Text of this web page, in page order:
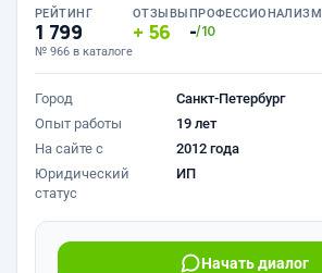
РЕЙТИНГ
1 799
№ 966 в каталоге
ОТЗЫВЫ
56
ПРОФЕССИОНАЛИЗМ
-/10
Город
Санкт-Петербург
Опыт работы
19 лет
На сайте с
2012 года
Юридический
статус
ИП
Начать диалог